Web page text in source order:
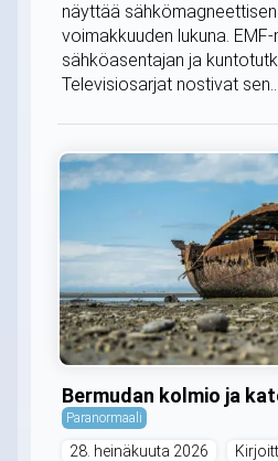
näyttää
voimakkuuden lukuna.
sähköasentajan ja
Televisiosarjat nostivat sen...
Bermudan kolmio ja
Paranormaali
28. heinäkuuta 2026